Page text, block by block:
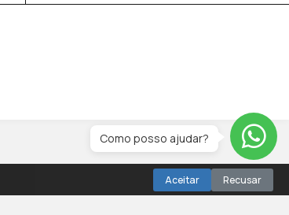
Como posso ajudar?
Aceitar Recusar